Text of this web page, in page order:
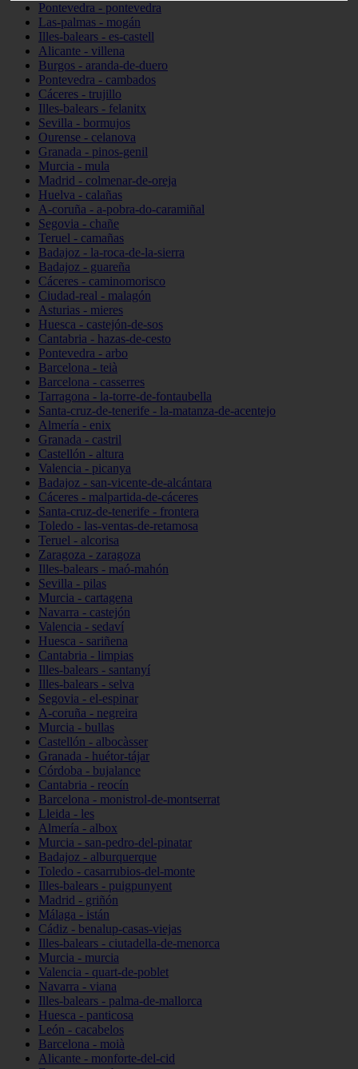
Pontevedra - pontevedra
Las-palmas - mogán
Illes-balears - es-castell
Alicante - villena
Burgos - aranda-de-duero
Pontevedra - cambados
Cáceres - trujillo
Illes-balears - felanitx
Sevilla - bormujos
Ourense - celanova
Granada - pinos-genil
Murcia - mula
Madrid - colmenar-de-oreja
Huelva - calañas
A-coruña - a-pobra-do-caramiñal
Segovia - chañe
Teruel - camañas
Badajoz - la-roca-de-la-sierra
Badajoz - guareña
Cáceres - caminomorisco
Ciudad-real - malagón
Asturias - mieres
Huesca - castejón-de-sos
Cantabria - hazas-de-cesto
Pontevedra - arbo
Barcelona - teià
Barcelona - casserres
Tarragona - la-torre-de-fontaubella
Santa-cruz-de-tenerife - la-matanza-de-acentejo
Almería - enix
Granada - castril
Castellón - altura
Valencia - picanya
Badajoz - san-vicente-de-alcántara
Cáceres - malpartida-de-cáceres
Santa-cruz-de-tenerife - frontera
Toledo - las-ventas-de-retamosa
Teruel - alcorisa
Zaragoza - zaragoza
Illes-balears - maó-mahón
Sevilla - pilas
Murcia - cartagena
Navarra - castejón
Valencia - sedaví
Huesca - sariñena
Cantabria - limpias
Illes-balears - santanyí
Illes-balears - selva
Segovia - el-espinar
A-coruña - negreira
Murcia - bullas
Castellón - albocàsser
Granada - huétor-tájar
Córdoba - bujalance
Cantabria - reocín
Barcelona - monistrol-de-montserrat
Lleida - les
Almería - albox
Murcia - san-pedro-del-pinatar
Badajoz - alburquerque
Toledo - casarrubios-del-monte
Illes-balears - puigpunyent
Madrid - griñón
Málaga - istán
Cádiz - benalup-casas-viejas
Illes-balears - ciutadella-de-menorca
Murcia - murcia
Valencia - quart-de-poblet
Navarra - viana
Illes-balears - palma-de-mallorca
Huesca - panticosa
León - cacabelos
Barcelona - moià
Alicante - monforte-del-cid